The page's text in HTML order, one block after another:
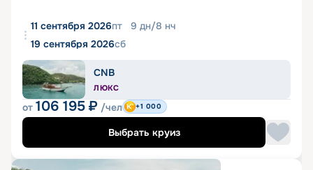
11 сентября 2026пт 9 дн/8 нч
19 сентября 2026сб
CNB
ЛЮКС
от 106 195 ₽ /чел +1 000
Выбрать круиз